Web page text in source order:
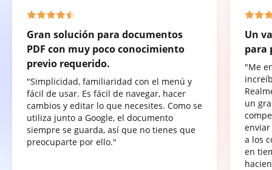
Gran solución para documentos
PDF con muy poco conocimiento
previo requerido.
"Simplicidad, familiaridad con el menú y
fácil de usar. Es fácil de navegar, hacer
cambios y editar lo que necesites. Como se
utiliza junto a Google, el documento
siempre se guarda, así que no tienes que
preocuparte por ello."
Un
para
"Me
un
a los
en